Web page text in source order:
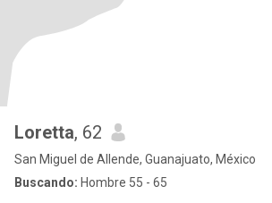
Loretta, 62
San Miguel de Allende, Guanajuato, México
Buscando: Hombre 55 - 65